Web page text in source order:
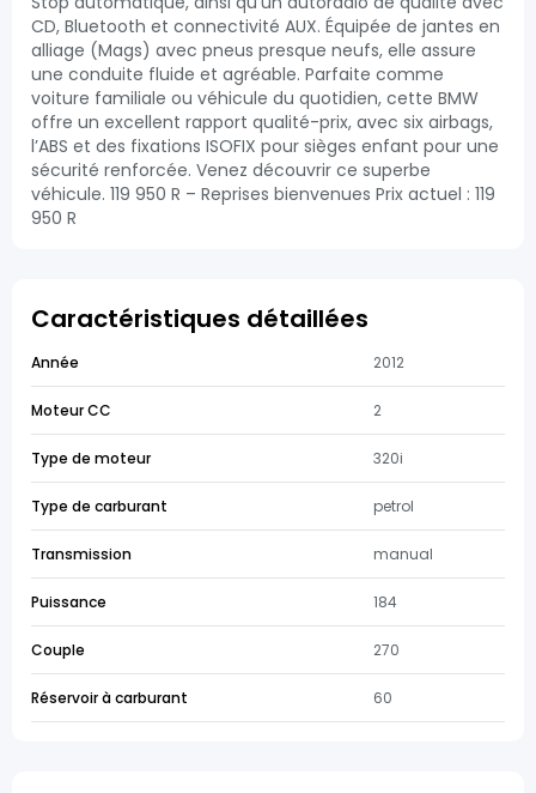
CD, Bluetooth et connectivité AUX. Équipée de jantes en
alliage (Mags) avec pneus presque neufs, elle assure
une conduite fluide et agréable. Parfaite comme
voiture familiale ou véhicule du quotidien, cette BMW
offre un excellent rapport qualité-prix, avec six airbags,
l’ABS et des fixations ISOFIX pour sièges enfant pour une
sécurité renforcée. Venez découvrir ce superbe
véhicule. 119 950 R – Reprises bienvenues Prix actuel : 119
950 R
Caractéristiques détaillées
Année 2012
Moteur CC 2
Type de moteur 320i
Type de carburant petrol
Transmission manual
Puissance 184
Couple 270
Réservoir à carburant 60